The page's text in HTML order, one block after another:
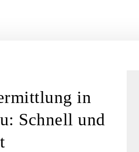
in
Schnell und